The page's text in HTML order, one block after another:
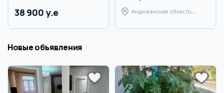
38 900 y.e
Андижанская область,
Новые объявления